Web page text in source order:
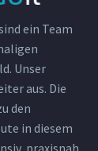
ein Team
Unser
aus. Die
den
in diesem
praxisnah